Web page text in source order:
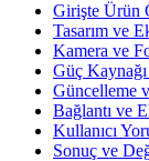
Girişte Ürün
Tasarım ve
Kamera ve
Güç
Güncelleme
Bağlantı ve
Kullanıcı
Sonuç ve